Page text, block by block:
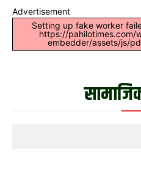
Advertisement
Setting up fake worker
https://
embedder/assets/js/